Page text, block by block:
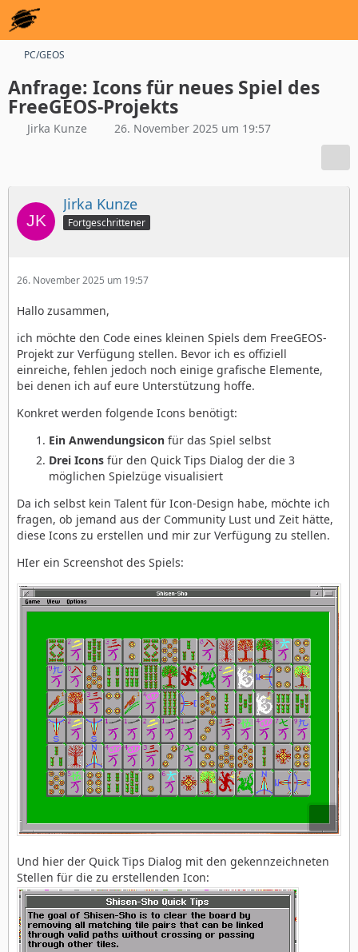
PC/GEOS
Anfrage: Icons für neues Spiel des
FreeGEOS-Projekts
Jirka Kunze 26. November 2025 um 19:57
Jirka Kunze
Fortgeschrittener
26. November 2025 um 19:57
Hallo zusammen,
ich möchte den Code eines kleinen Spiels dem FreeGEOS-
Projekt zur Verfügung stellen. Bevor ich es offiziell
einreiche, fehlen jedoch noch einige grafische Elemente,
bei denen ich auf eure Unterstützung hoffe.
Konkret werden folgende Icons benötigt:
Ein Anwendungsicon für das Spiel selbst
Drei Icons für den Quick Tips Dialog der die 3
möglichen Spielzüge visualisiert
Da ich selbst kein Talent für Icon-Design habe, möchte ich
fragen, ob jemand aus der Community Lust und Zeit hätte,
diese Icons zu erstellen und mir zur Verfügung zu stellen.
HIer ein Screenshot des Spiels:
Und hier der Quick Tips Dialog mit den gekennzeichneten
Stellen für die zu erstellenden Icon: